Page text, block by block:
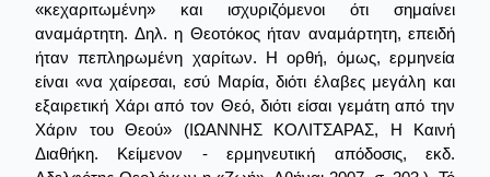
«κεχαριτωμένη» και ισχυριζόμενοι ότι σημαίνει
αναμάρτητη. Δηλ. η Θεοτόκος ήταν αναμάρτητη, επειδή
ήταν πεπληρωμένη χαρίτων. Η ορθή, όμως, ερμηνεία
είναι «να χαίρεσαι, εσύ Μαρία, διότι έλαβες μεγάλη και
εξαιρετική Χάρι από τον Θεό, διότι είσαι γεμάτη από την
Χάριν του Θεού» (ΙΩΑΝΝΗΣ ΚΟΛΙΤΣΑΡΑΣ, Η Καινή
Διαθήκη. Κείμενον - ερμηνευτική απόδοσις, εκδ.